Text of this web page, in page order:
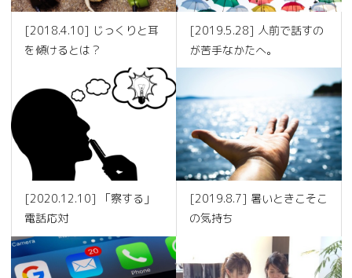
[2018.4.10] じっくりと耳
を傾けるとは？
[2019.5.28] 人前で話すの
が苦手なかたへ。
[2020.12.10] 「察する」
電話応対
[2019.8.7] 暑いときこそこ
の気持ち